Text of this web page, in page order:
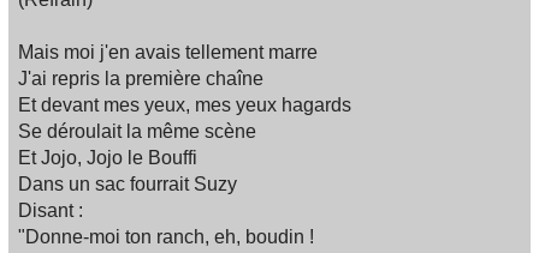
Mais moi j'en avais tellement marre
J'ai repris la première chaîne
Et devant mes yeux, mes yeux hagards
Se déroulait la même scène
Et Jojo, Jojo le Bouffi
Dans un sac fourrait Suzy
Disant :
"Donne-moi ton ranch, eh, boudin !